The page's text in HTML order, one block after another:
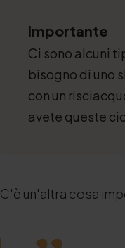
Importante
Ci sono alcuni
bisogno di uno
con un
avete queste
C'è un'altra cosa